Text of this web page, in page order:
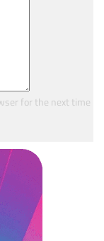
for the next time